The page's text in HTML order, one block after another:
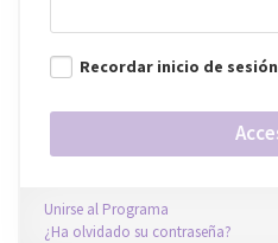
Recordar inicio de sesión
Unirse al Programa
¿Ha olvidado su contraseña?